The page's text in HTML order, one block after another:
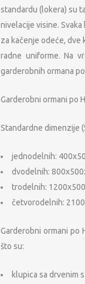
standardu (lokera) su
nivelacije visine.
za kačenje odeće, dve
radne uniforme. Na
garderobnih ormana
Garderobni ormani po
Standardne dimenzije
jednodelnih:
dvodelnih:
trodelnih:
četvorodelnih:
Garderobni ormani po
što su:
klupica sa drvenim